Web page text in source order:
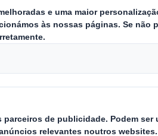
Now and Nexte
do ambiente, temos
soluções monomaterial
duas
que